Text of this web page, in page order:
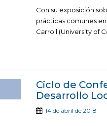
Con su exposición
prácticas comunes
Carroll (University of
Ciclo de
Desarrollo
14 de abril de 2018